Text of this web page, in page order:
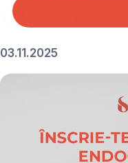
😴
03.11.2025